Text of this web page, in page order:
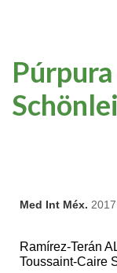
Med Int Méx.
Ramírez-Terán
Toussaint-Caire